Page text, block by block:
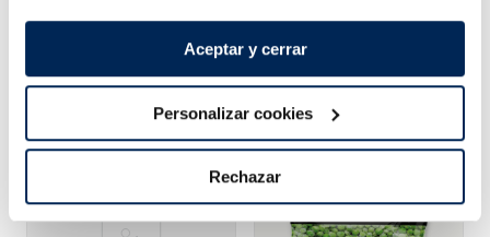
Aceptar y cerrar
Personalizar cookies
Rechazar
Recetas que te pueden interesar